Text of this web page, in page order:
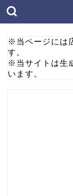
※当ページには
す。
※当サイトは生
います。